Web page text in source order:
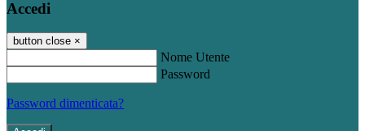
Accedi
button close ×
Nome Utente
Password
Password dimenticata?